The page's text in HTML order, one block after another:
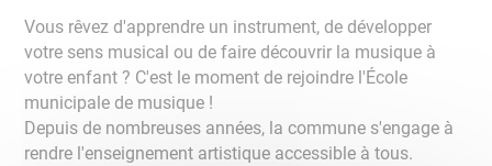
Vous rêvez d'apprendre un instrument, de développer
votre sens musical ou de faire découvrir la musique à
votre enfant ? C'est le moment de rejoindre l'École
municipale de musique !
Depuis de nombreuses années, la commune s'engage à
rendre l'enseignement artistique accessible à tous.